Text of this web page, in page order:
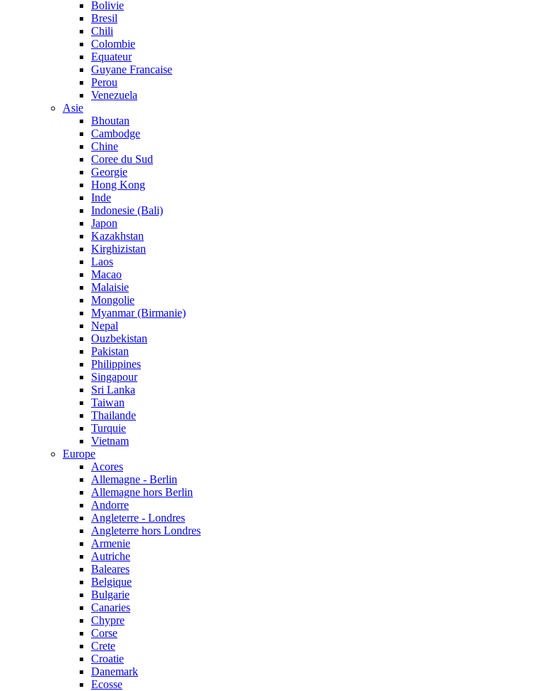
Bolivie
Bresil
Chili
Colombie
Equateur
Guyane Francaise
Perou
Venezuela
Asie
Bhoutan
Cambodge
Chine
Coree du Sud
Georgie
Hong Kong
Inde
Indonesie (Bali)
Japon
Kazakhstan
Kirghizistan
Laos
Macao
Malaisie
Mongolie
Myanmar (Birmanie)
Nepal
Ouzbekistan
Pakistan
Philippines
Singapour
Sri Lanka
Taiwan
Thailande
Turquie
Vietnam
Europe
Acores
Allemagne - Berlin
Allemagne hors Berlin
Andorre
Angleterre - Londres
Angleterre hors Londres
Armenie
Autriche
Baleares
Belgique
Bulgarie
Canaries
Chypre
Corse
Crete
Croatie
Danemark
Ecosse